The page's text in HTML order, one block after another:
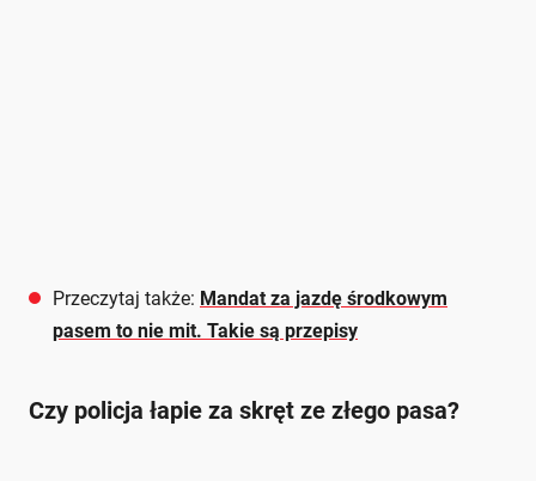
Przeczytaj także: Mandat za jazdę środkowym
pasem to nie mit. Takie są przepisy
Czy policja łapie za skręt ze złego pasa?